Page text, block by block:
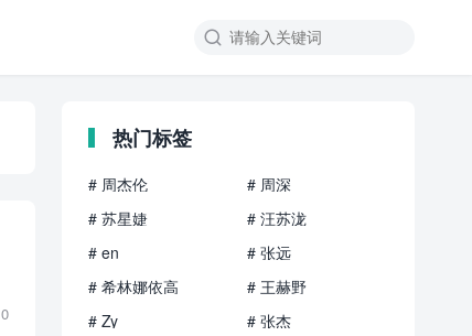

0
热门标签
# 周杰伦
# 周深
# 苏星婕
# 汪苏泷
# en
# 张远
# 希林娜依高
# 王赫野
# Zy
# 张杰